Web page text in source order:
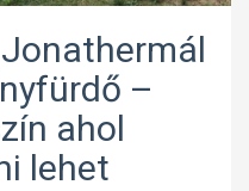
–
ahol
lehet